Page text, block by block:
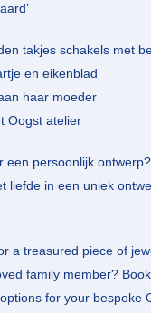
takjes schakels met
en eikenblad
haar moeder
Oogst atelier
een persoonlijk
liefde in een uniek
a treasured piece of
family member?
for your bespoke